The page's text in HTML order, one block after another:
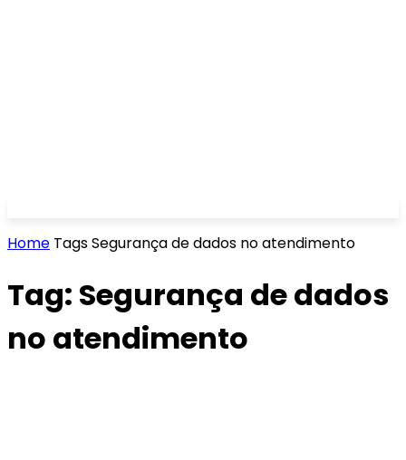
Home TagsSegurança de dados no atendimento
Tag: Segurança de dados
no atendimento